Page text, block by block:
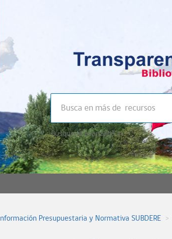
Búsqueda avanzada >>
Información Presupuestaria y Normativa SUBDERE